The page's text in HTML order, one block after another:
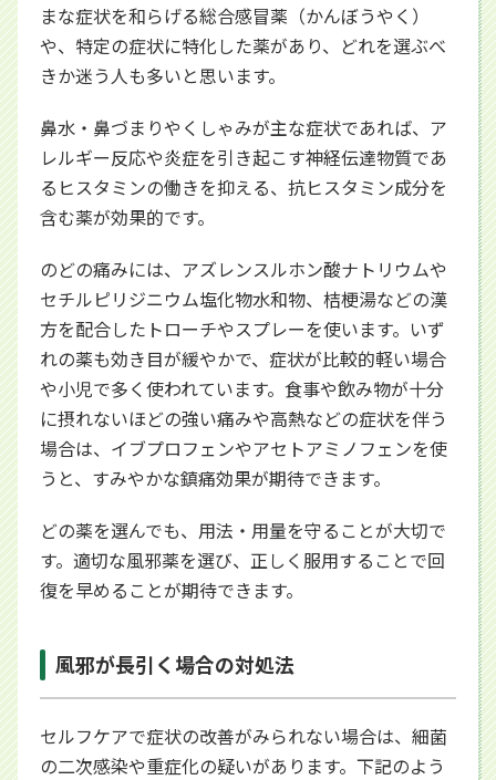
まな症状を和らげる総合感冒薬（かんぼうやく）
や、特定の症状に特化した薬があり、どれを選ぶべ
きか迷う人も多いと思います。
鼻水・鼻づまりやくしゃみが主な症状であれば、ア
レルギー反応や炎症を引き起こす神経伝達物質であ
るヒスタミンの働きを抑える、抗ヒスタミン成分を
含む薬が効果的です。
のどの痛みには、アズレンスルホン酸ナトリウムや
セチルピリジニウム塩化物水和物、桔梗湯などの漢
方を配合したトローチやスプレーを使います。いず
れの薬も効き目が緩やかで、症状が比較的軽い場合
や小児で多く使われています。食事や飲み物が十分
に摂れないほどの強い痛みや高熱などの症状を伴う
場合は、イブプロフェンやアセトアミノフェンを使
うと、すみやかな鎮痛効果が期待できます。
どの薬を選んでも、用法・用量を守ることが大切で
す。適切な風邪薬を選び、正しく服用することで回
復を早めることが期待できます。
風邪が長引く場合の対処法
セルフケアで症状の改善がみられない場合は、細菌
の二次感染や重症化の疑いがあります。下記のよう